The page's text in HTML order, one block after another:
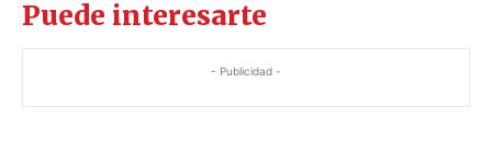
Puede interesarte
- Publicidad -